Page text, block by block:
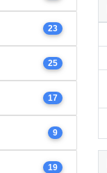
23
25
17
9
19